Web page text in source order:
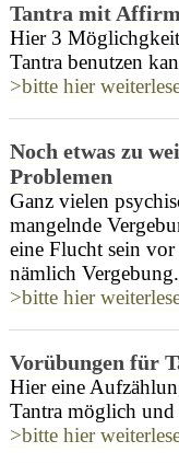
Tantra mit
Hier 3
Tantra benutzen
>bitte hier
Noch etwas zu
Problemen
Ganz vielen
mangelnde
eine Flucht sein
nämlich Vergebung.
>bitte hier
Vorübungen für
Hier eine
Tantra möglich
>bitte hier